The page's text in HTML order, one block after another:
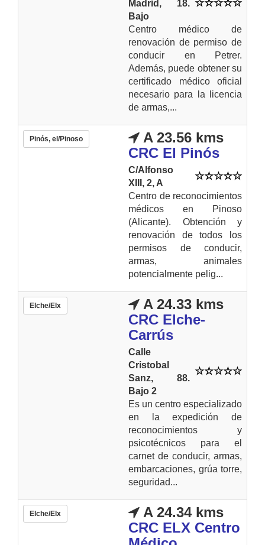
Madrid, 18.
Bajo
Centro médico de
renovación de permiso de
conducir en Petrer.
Además, puede obtener su
certificado médico oficial
necesario para la licencia
de armas,...
Pinós, el/Pinoso
A 23.56 kms
CRC El Pinós
C/Alfonso
XIII, 2, A
Centro de reconocimientos
médicos en Pinoso
(Alicante). Obtención y
renovación de todos los
permisos de conducir,
armas, animales
potencialmente pelig...
Elche/Elx
A 24.33 kms
CRC Elche-
Carrús
Calle
Cristobal
Sanz, 88.
Bajo 2
Es un centro especializado
en la expedición de
reconocimientos y
psicotécnicos para el
carnet de conducir, armas,
embarcaciones, grúa torre,
seguridad...
Elche/Elx
A 24.34 kms
CRC ELX Centro